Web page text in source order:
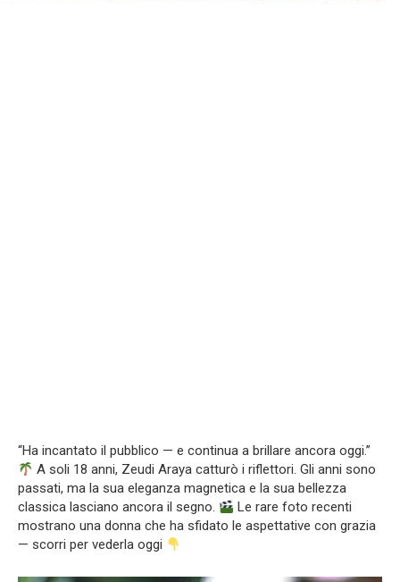
“Ha incantato il pubblico — e continua a brillare ancora oggi.”
A soli 18 anni, Zeudi Araya catturò i riflettori. Gli anni sono
passati, ma la sua eleganza magnetica e la sua bellezza
classica lasciano ancora il segno.
Le rare foto recenti
mostrano una donna che ha sfidato le aspettative con grazia
— scorri per vederla oggi